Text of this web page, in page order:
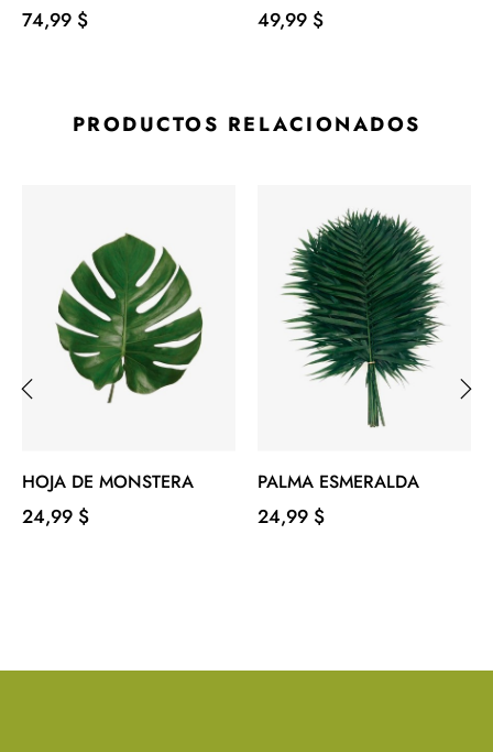
Precio
74,99 $ Precio
49,99 $
PRODUCTOS RELACIONADOS
HOJA DE MONSTERA
Precio
24,99 $
PALMA ESMERALDA
Precio
24,99 $